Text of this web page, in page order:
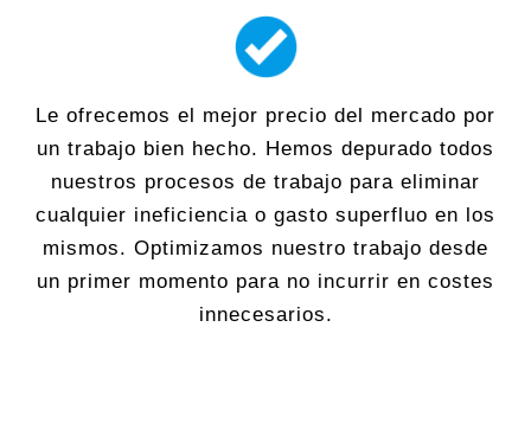
Le ofrecemos el mejor precio del mercado por
un trabajo bien hecho. Hemos depurado todos
nuestros procesos de trabajo para eliminar
cualquier ineficiencia o gasto superfluo en los
mismos. Optimizamos nuestro trabajo desde
un primer momento para no incurrir en costes
innecesarios.